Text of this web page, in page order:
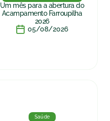
Um mês para a abertura do
Acampamento Farroupilha
2026
05/08/2026
Saúde